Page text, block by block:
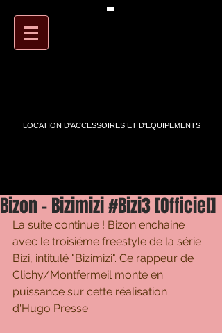
LOCATION D'ACCESSOIRES ET D'EQUIPEMENTS
Bizon - Bizimizi #Bizi3 [Officiel]
La suite continue ! Bizon enchaine
avec le troisiéme freestyle de la série
Bizi, intitulé "Bizimizi". Ce rappeur de
Clichy/Montfermeil monte en
puissance sur cette réalisation
d'Hugo Presse.